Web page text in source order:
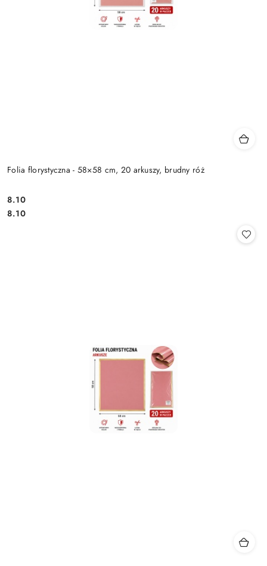
Folia florystyczna - 58×58 cm, 20 arkuszy, brudny róż
Cena:
8.10
Cena:
8.10